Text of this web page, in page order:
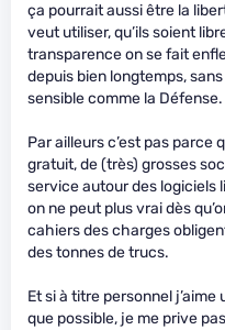
ça pourrait aussi être la
veut utiliser, qu’ils soient
transparence on se fait
depuis bien longtemps,
sensible comme la Défense.
Par ailleurs c’est pas parce
gratuit, de (très) grosses
service autour des logiciels
on ne peut plus vrai dès
cahiers des charges
des tonnes de trucs.
Et si à titre personnel
que possible, je me prive